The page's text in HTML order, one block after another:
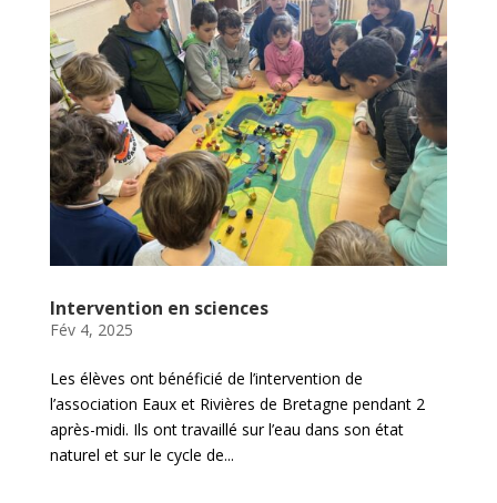
Intervention en sciences
Fév 4, 2025
Les élèves ont bénéficié de l’intervention de
l’association Eaux et Rivières de Bretagne pendant 2
après-midi. Ils ont travaillé sur l’eau dans son état
naturel et sur le cycle de...